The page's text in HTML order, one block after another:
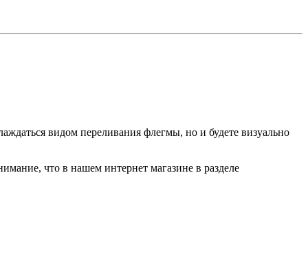
видом переливания флегмы, но и будете визуально
что в нашем интернет магазине в разделе